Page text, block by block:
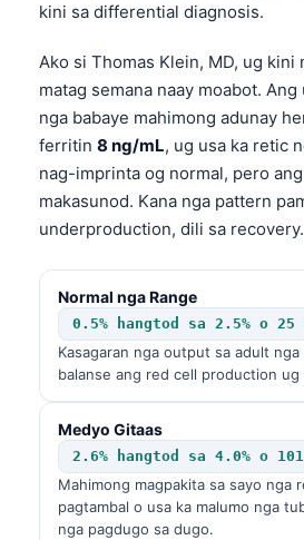
kini sa differential diagnosis.
Ako si Thomas Klein, MD, ug kini
matag semana naay moabot.
nga babaye mahimong adunay
ferritin 8 ng/mL, ug usa ka retic
nag-imprinta og normal, pero
makasunod. Kana nga pattern
underproduction, dili sa recovery.
Normal nga Range
0.5% hangtod sa 2.5% o 25
Kasagaran nga output sa adult
balanse ang red cell production ug
Medyo Gitaas
2.6% hangtod sa 4.0% o
Mahimong magpakita sa sayo nga
pagtambal o usa ka malumo nga
nga pagdugo sa dugo.